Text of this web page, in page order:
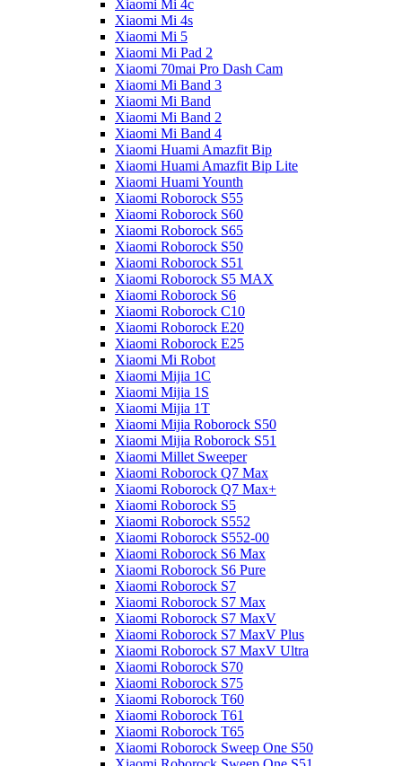
Xiaomi Mi 4c
Xiaomi Mi 4s
Xiaomi Mi 5
Xiaomi Mi Pad 2
Xiaomi 70mai Pro Dash Cam
Xiaomi Mi Band 3
Xiaomi Mi Band
Xiaomi Mi Band 2
Xiaomi Mi Band 4
Xiaomi Huami Amazfit Bip
Xiaomi Huami Amazfit Bip Lite
Xiaomi Huami Younth
Xiaomi Roborock S55
Xiaomi Roborock S60
Xiaomi Roborock S65
Xiaomi Roborock S50
Xiaomi Roborock S51
Xiaomi Roborock S5 MAX
Xiaomi Roborock S6
Xiaomi Roborock C10
Xiaomi Roborock E20
Xiaomi Roborock E25
Xiaomi Mi Robot
Xiaomi Mijia 1C
Xiaomi Mijia 1S
Xiaomi Mijia 1T
Xiaomi Mijia Roborock S50
Xiaomi Mijia Roborock S51
Xiaomi Millet Sweeper
Xiaomi Roborock Q7 Max
Xiaomi Roborock Q7 Max+
Xiaomi Roborock S5
Xiaomi Roborock S552
Xiaomi Roborock S552-00
Xiaomi Roborock S6 Max
Xiaomi Roborock S6 Pure
Xiaomi Roborock S7
Xiaomi Roborock S7 Max
Xiaomi Roborock S7 MaxV
Xiaomi Roborock S7 MaxV Plus
Xiaomi Roborock S7 MaxV Ultra
Xiaomi Roborock S70
Xiaomi Roborock S75
Xiaomi Roborock T60
Xiaomi Roborock T61
Xiaomi Roborock T65
Xiaomi Roborock Sweep One S50